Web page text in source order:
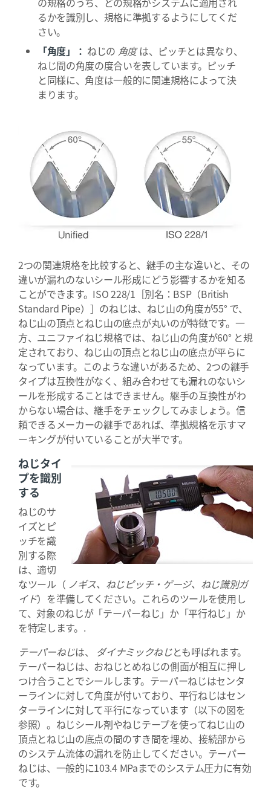
るかを識別し、規格に準拠するようにしてくだ
さい。
「角度」： ねじの 角度は、ピッチとは異なり、
ねじ間の角度の度合いを表しています。ピッチ
と同様に、角度は一般的に関連規格によって決
まります。
2つの関連規格を比較すると、継手の主な違いと、その
違いが漏れのないシール形成にどう影響するかを知る
ことができます。ISO 228/1［別名：BSP（British
Standard Pipe）］のねじは、ねじ山の角度が55° で、
ねじ山の頂点とねじ山の底点が丸いのが特徴です。一
方、ユニファイねじ規格では、ねじ山の角度が60° と規
定されており、ねじ山の頂点とねじ山の底点が平らに
なっています。このような違いがあるため、2つの継手
タイプは互換性がなく、組み合わせても漏れのないシ
ールを形成することはできません。継手の互換性がわ
からない場合は、継手をチェックしてみましょう。信
頼できるメーカーの継手であれば、準拠規格を示すマ
ーキングが付いていることが大半です。
ねじタイ
プを識別
する
ねじのサ
イズとピ
ッチを識
別する際
は、適切
なツール（ ノギス、ねじピッチ・ゲージ、ねじ識別ガ
イド）を準備してください。これらのツールを使用し
て、対象のねじが「テーパーねじ」か「平行ねじ」か
を特定します。.
テーパーねじは、 ダイナミックねじとも呼ばれます。
テーパーねじは、おねじとめねじの側面が相互に押し
つけ合うことでシールします。テーパーねじはセンタ
ーラインに対して角度が付いており、平行ねじはセン
ターラインに対して平行になっています（以下の図を
参照）。ねじシール剤やねじテープを使ってねじ山の
頂点とねじ山の底点の間のすき間を埋め、接続部から
のシステム流体の漏れを防止してください。テーパー
ねじは、一般的に103.4 MPaまでのシステム圧力に有効
です。